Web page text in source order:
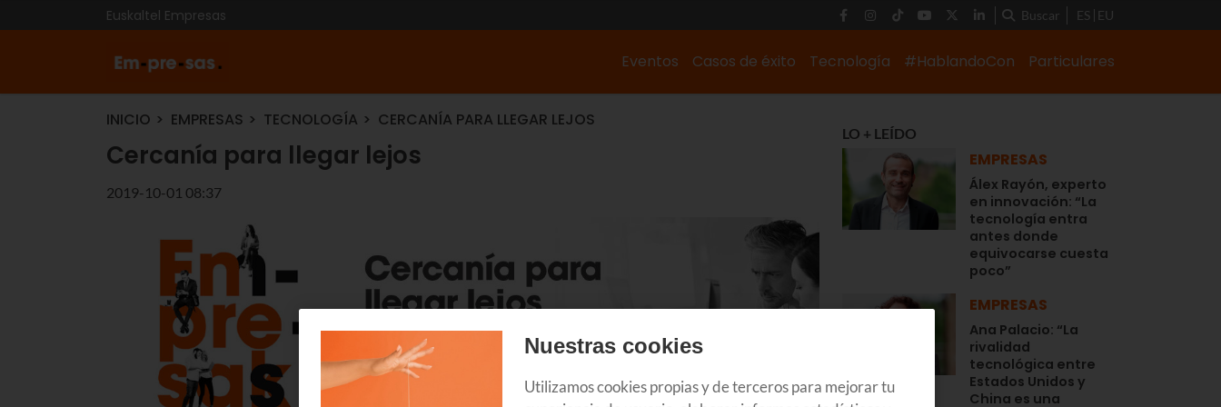
Euskaltel Empresas Buscar ES EU
Eventos Casos de éxito Tecnología #HablandoCon Particulares
INICIO EMPRESAS TECNOLOGÍA CERCANÍA PARA LLEGAR LEJOS
Cercanía para llegar lejos
2019-10-01 08:37
LO + LEÍDO
EMPRESAS
Álex Rayón, experto
en innovación: “La
tecnología entra
antes donde
equivocarse cuesta
poco”
EMPRESAS
Ana Palacio: “La
rivalidad
tecnológica entre
Estados Unidos y
China es una
Nuestras cookies
Utilizamos cookies propias y de terceros para mejorar tu